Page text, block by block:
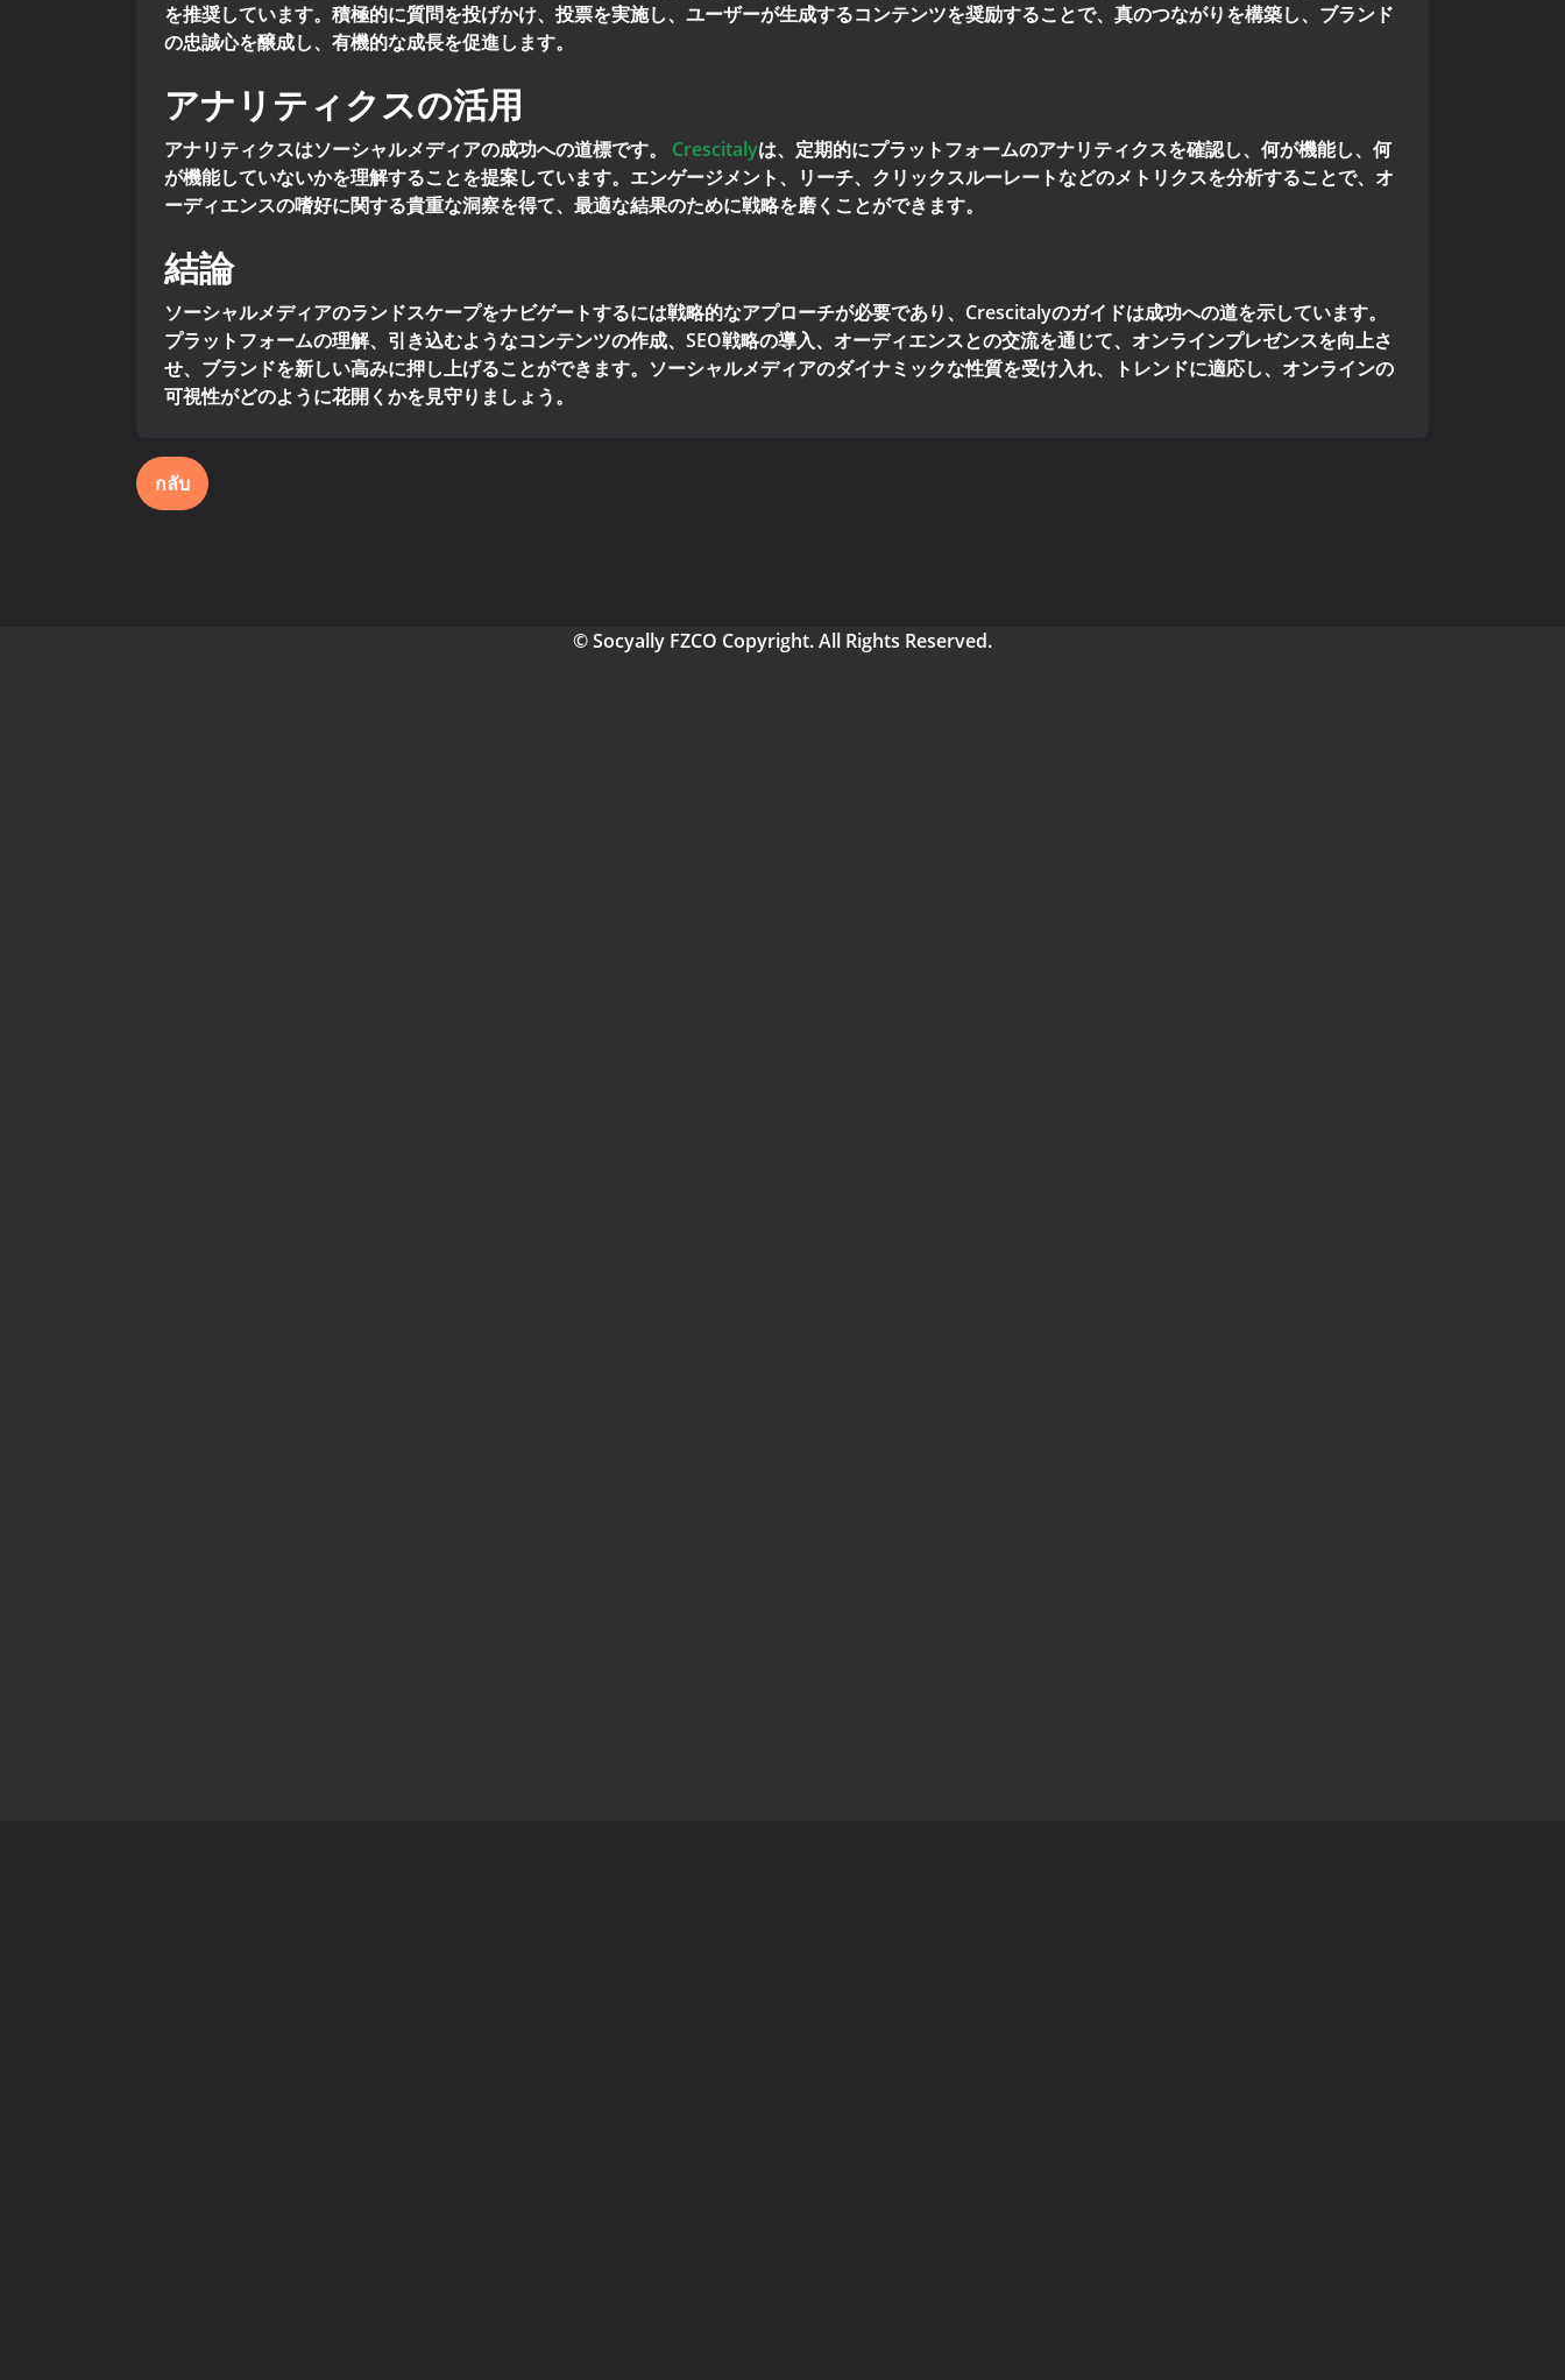
を推奨しています。積極的に質問を投げかけ、投票を実施し、ユーザーが生成するコンテンツを奨励することで、真のつながりを構築し、ブランド
の忠誠心を醸成し、有機的な成長を促進します。
アナリティクスの活用
アナリティクスはソーシャルメディアの成功への道標です。 Crescitalyは、定期的にプラットフォームのアナリティクスを確認し、何が機能し、何
が機能していないかを理解することを提案しています。エンゲージメント、リーチ、クリックスルーレートなどのメトリクスを分析することで、オ
ーディエンスの嗜好に関する貴重な洞察を得て、最適な結果のために戦略を磨くことができます。
結論
ソーシャルメディアのランドスケープをナビゲートするには戦略的なアプローチが必要であり、Crescitalyのガイドは成功への道を示しています。
プラットフォームの理解、引き込むようなコンテンツの作成、SEO戦略の導入、オーディエンスとの交流を通じて、オンラインプレゼンスを向上さ
せ、ブランドを新しい高みに押し上げることができます。ソーシャルメディアのダイナミックな性質を受け入れ、トレンドに適応し、オンラインの
可視性がどのように花開くかを見守りましょう。
กลับ
© Socyally FZCO Copyright. All Rights Reserved.